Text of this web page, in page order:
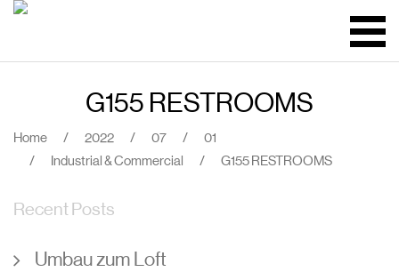
G155 RESTROOMS
Home / 2022 / 07 /
01
/
Industrial & Commercial / G155 RESTROOMS
Recent Posts
Umbau zum Loft